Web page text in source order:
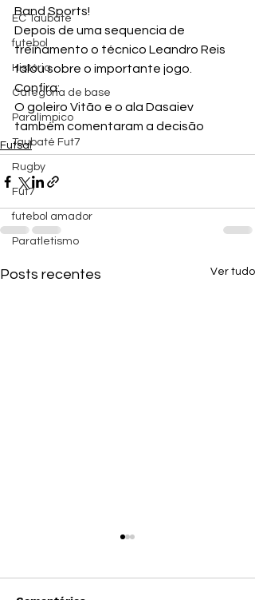
EC Taubaté
futebol
História
Categoria de base
Paralímpico
Taubaté Fut7
Rugby
Fut7
futebol amador
Paratletismo
Band Sports!
Depois de uma sequencia de
treinamento o técnico Leandro Reis
falou sobre o importante jogo.
Confira:
O goleiro Vitão e o ala Dasaiev
também comentaram a decisão
Futsal
Posts recentes Ver tudo